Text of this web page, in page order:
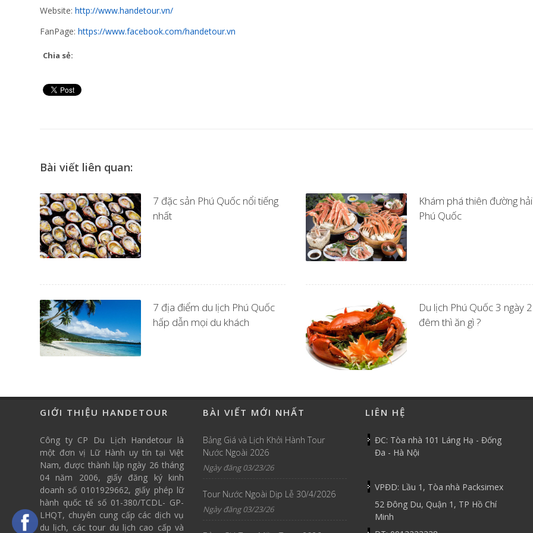
Website: http://www.handetour.vn/
FanPage: https://www.facebook.com/handetour.vn
Chia sẻ:
Bài viết liên quan:
7 đặc sản Phú Quốc nổi tiếng
nhất
7 địa điểm du lịch Phú Quốc
hấp dẫn mọi du khách
Khám phá thiên đường
Phú Quốc
Du lịch Phú Quốc 3 ngày 2
đêm thì ăn gì ?
GIỚI THIỆU HANDETOUR
Công ty CP Du Lịch Handetour là
một đơn vị Lữ Hành uy tín tại Việt
Nam, được thành lập ngày 26 tháng
04 năm 2006, giấy đăng ký kinh
doanh số 0101929662, giấy phép lữ
hành quốc tế số 01-380/TCDL- GP-
LHQT, chuyên cung cấp các dịch vụ
du lịch, các tour du lịch cao cấp và
BÀI VIẾT MỚI NHẤT
Bảng Giá và Lịch Khởi Hành Tour
Nước Ngoài 2026
Ngày đăng 03/23/26
Tour Nước Ngoài Dịp Lễ 30/4/2026
Ngày đăng 03/23/26
LIÊN HỆ
ĐC: Tòa nhà 101 Láng Hạ - Đống
Đa - Hà Nội
VPĐD: Lầu 1, Tòa nhà Packsimex
52 Đông Du, Quận 1, TP Hồ Chí
Minh